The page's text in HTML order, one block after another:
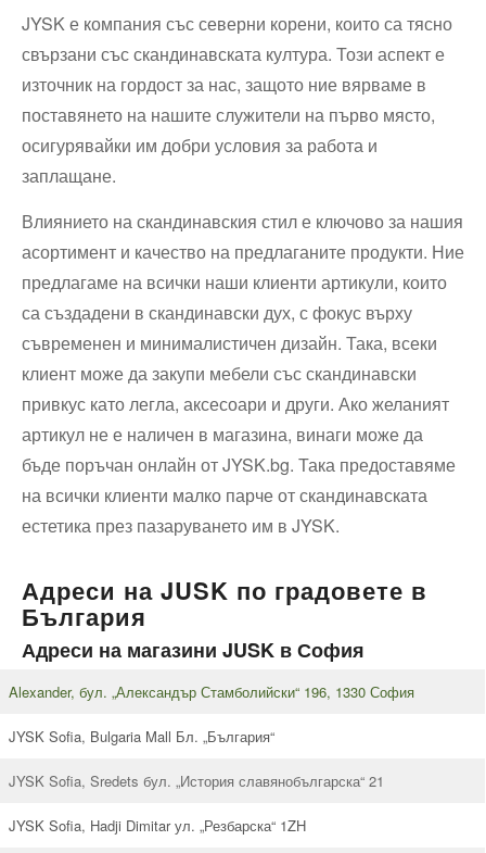
JYSK е компания със северни корени, които са тясно
свързани със скандинавската култура. Този аспект е
източник на гордост за нас, защото ние вярваме в
поставянето на нашите служители на първо място,
осигурявайки им добри условия за работа и
заплащане.
Влиянието на скандинавския стил е ключово за нашия
асортимент и качество на предлаганите продукти. Ние
предлагаме на всички наши клиенти артикули, които
са създадени в скандинавски дух, с фокус върху
съвременен и минималистичен дизайн. Така, всеки
клиент може да закупи мебели със скандинавски
привкус като легла, аксесоари и други. Ако желаният
артикул не е наличен в магазина, винаги може да
бъде поръчан онлайн от JYSK.bg. Така предоставяме
на всички клиенти малко парче от скандинавската
естетика през пазаруването им в JYSK.
Адреси на JUSK по градовете в
България
Адреси на магазини JUSK в София
Alexander, бул. „Александър Стамболийски“ 196, 1330 София
JYSK Sofia, Bulgaria Mall Бл. „България“
JYSK Sofia, Sredets бул. „История славянобългарска“ 21
JYSK Sofia, Hadji Dimitar ул. „Резбарска“ 1ZH